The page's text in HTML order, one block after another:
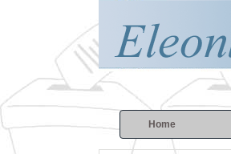
Home